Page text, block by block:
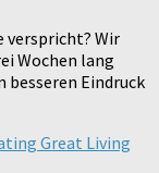
verspricht? Wir
Wochen lang
besseren Eindruck